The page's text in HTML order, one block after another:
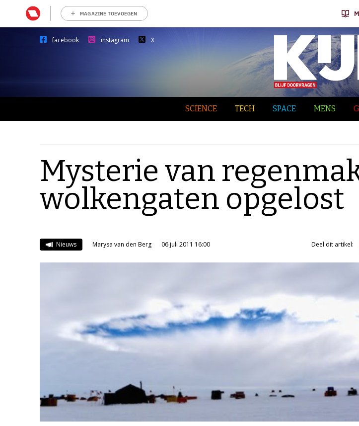
MAGAZINE TOEVOEGEN
facebook instagram X
SCIENCE TECH SPACE MENS
Mysterie van
wolkengaten opgelost
Nieuws Marysa van den Berg 06 juli 2011 16:00 Deel dit artikel: